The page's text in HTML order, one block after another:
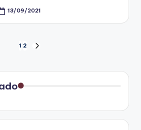
13/09/2021
1 2